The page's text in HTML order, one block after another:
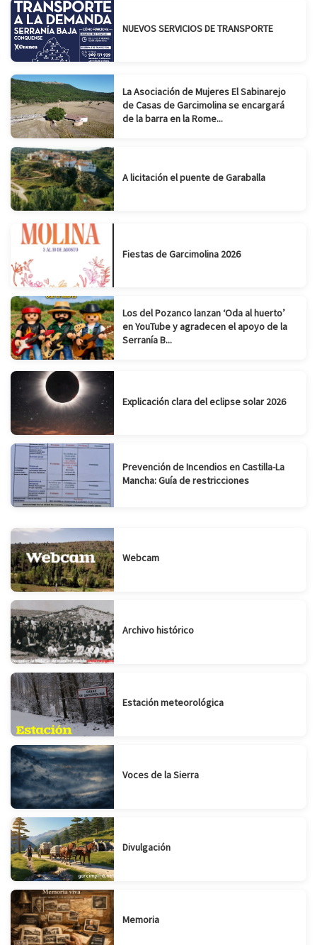
NUEVOS SERVICIOS DE TRANSPORTE
La Asociación de Mujeres El Sabinarejo
de Casas de Garcimolina se encargará
de la barra en la Rome...
A licitación el puente de Garaballa
Fiestas de Garcimolina 2026
Los del Pozanco lanzan ‘Oda al huerto’
en YouTube y agradecen el apoyo de la
Serranía B...
Explicación clara del eclipse solar 2026
Prevención de Incendios en Castilla-La
Mancha: Guía de restricciones
Webcam
Archivo histórico
Estación meteorológica
Voces de la Sierra
Divulgación
Memoria